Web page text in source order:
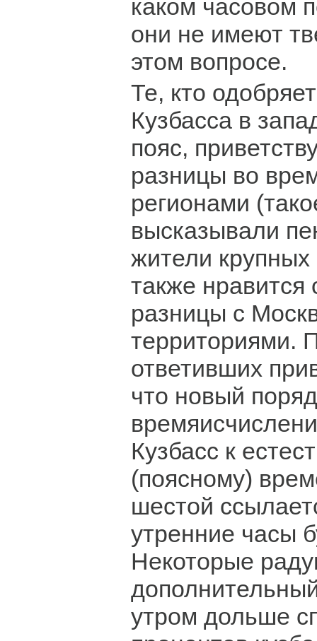
каком часовом
они не имеют
этом вопросе.
Те, кто
Кузбасса в
пояс,
разницы во
регионами
высказывали
жители
также
разницы с
территориями.
ответивших
что новый
Кузбасс к
(поясному)
шестой
утренние часы
Некоторые
утром дольше